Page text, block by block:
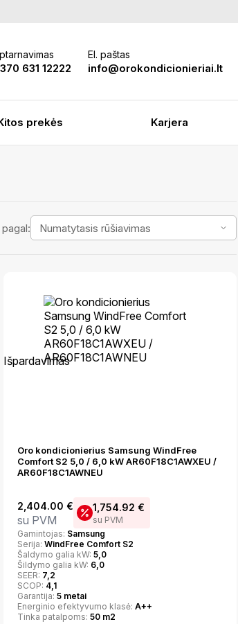
631 12222
El. paštas
info@orokondicionieriai.lt
prekės Karjera
Išpardavimas
Oro kondicionierius Samsung WindFree
Comfort S2 5,0 / 6,0 kW AR60F18C1AWXEU /
AR60F18C1AWNEU
2,404.00 €
su PVM
1,754.92 €
su PVM
Gamintojas: Samsung
Serija: WindFree Comfort S2
Šaldymo galia kW: 5,0
Šildymo galia kW: 6,0
SEER: 7,2
SCOP: 4,1
Garantija: 5 metai
Energinio efektyvumo klasė: A++
Tinka patalpoms: 50 m2